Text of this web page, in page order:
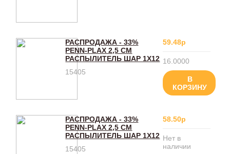
РАСПРОДАЖА - 33%
PENN-PLAX 2,5 СМ
РАСПЫЛИТЕЛЬ ШАР 1Х12
15405
59.48р
16.0000
В
КОРЗИНУ
РАСПРОДАЖА - 33%
PENN-PLAX 2,5 СМ
РАСПЫЛИТЕЛЬ ШАР 1Х12
15405
58.50р
Нет в
наличии